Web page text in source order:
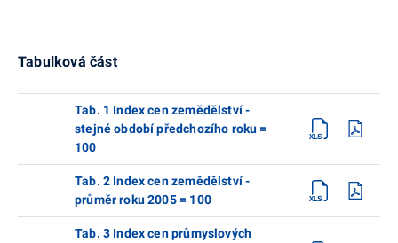
Tabulková část
Tab. 1 Index cen zemědělství -
stejné období předchozího roku =
100
Tab. 2 Index cen zemědělství -
průměr roku 2005 = 100
Tab. 3 Index cen průmyslových